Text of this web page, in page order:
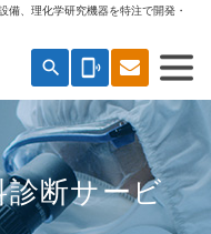
備、理化学研究機器を特注で開発・
search phonelink_ring
診断サービ